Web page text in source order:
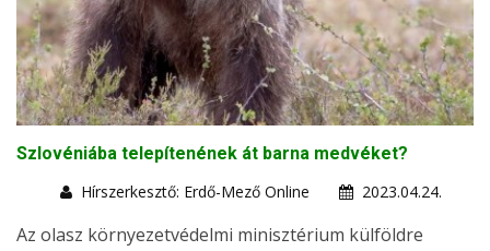
Szlovéniába telepítenének át barna medvéket?
Hírszerkesztő: Erdő-Mező Online
2023.04.24.
Az olasz környezetvédelmi minisztérium külföldre